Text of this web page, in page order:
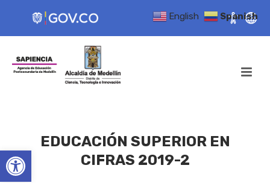
Open toolbar
EDUCACIÓN SUPERIOR EN
CIFRAS 2019-2
English Spanish